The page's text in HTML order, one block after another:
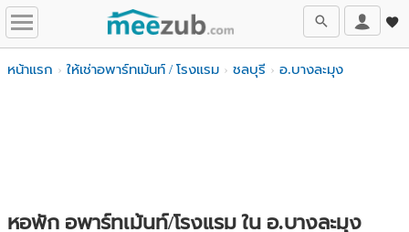
หน้าแรก ให้เช่าอพาร์ทเม้นท์ / โรงแรม ชลบุรี อ.บางละมุง
หอพัก อพาร์ทเม้นท์/โรงแรม ใน อ.บางละมุง